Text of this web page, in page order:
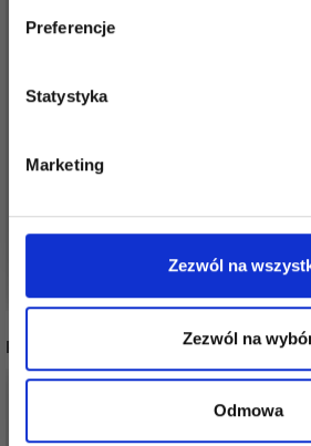
Preferencje
Statystyka
Marketing
Zezwól na
Zezwól na
Odmowa
MALOWANIE PO
ZWIERZĘTA
Dodaj do koszyka
POLECANE DLA CIEBIE